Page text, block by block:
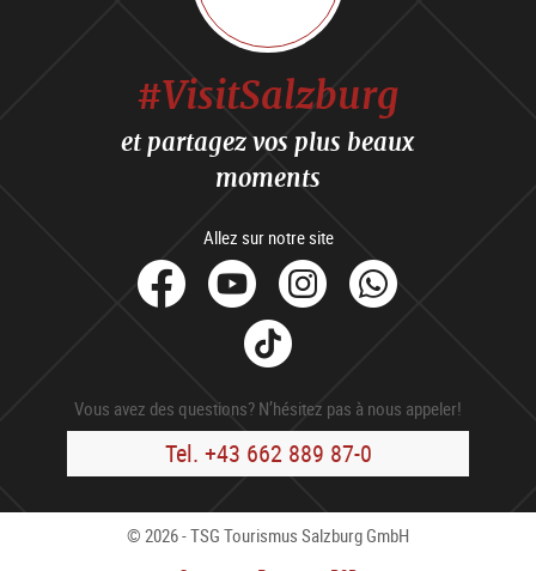
#VisitSalzburg
et partagez vos plus beaux
moments
Allez sur notre site
facebook
YoutubeInstagram
Tik
Tok
Vous avez des questions? N’hésitez pas à nous appeler!
Tel. +43 662 889 87-0
© 2026 - TSG Tourismus Salzburg GmbH